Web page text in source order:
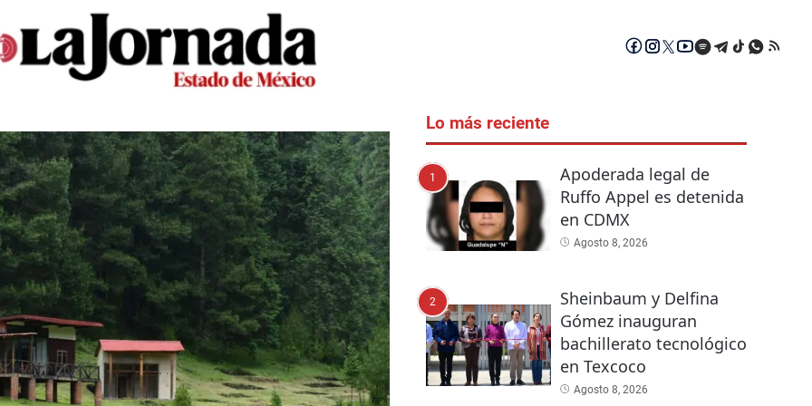
Lo más reciente
1
Apoderada legal de
Ruffo Appel es detenida
en CDMX
Agosto 8, 2026
2
Sheinbaum y Delfina
Gómez inauguran
bachillerato tecnológico
en Texcoco
Agosto 8, 2026